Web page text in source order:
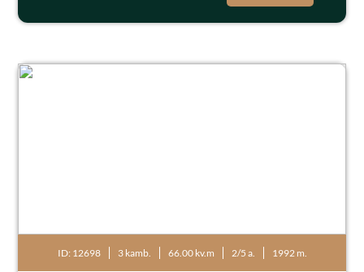
ID: 12698 3 kamb. 66.00 kv.m 2/5 a. 1992 m.